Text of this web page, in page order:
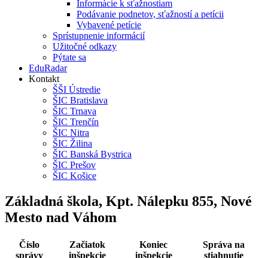
Informácie k sťažnostiam
Podávanie podnetov, sťažností a petícii
Vybavené petície
Sprístupnenie informácií
Užitočné odkazy
Pýtate sa
EduRadar
Kontakt
ŠŠI Ústredie
ŠIC Bratislava
ŠIC Trnava
ŠIC Trenčín
ŠIC Nitra
ŠIC Žilina
ŠIC Banská Bystrica
ŠIC Prešov
ŠIC Košice
Základná škola, Kpt. Nálepku 855, Nové
Mesto nad Váhom
Číslo
správy
Začiatok
inšpekcie
Koniec
inšpekcie
Správa na
stiahnutie